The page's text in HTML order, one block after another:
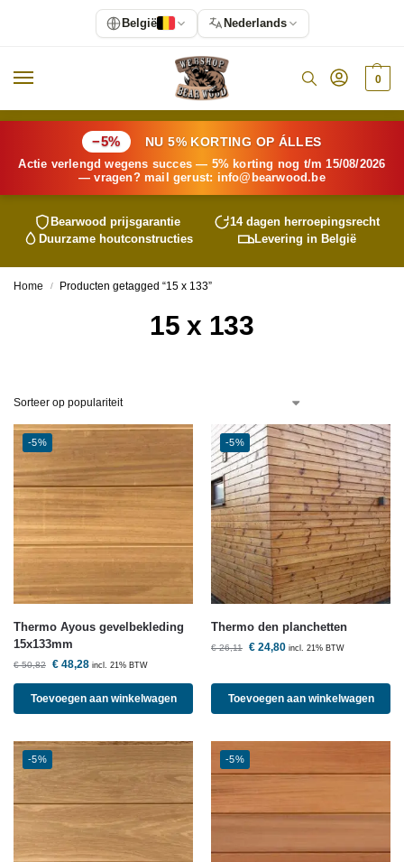
0
−5% NU 5% KORTING OP ÁLLES
Actie verlengd wegens succes — 5% korting nog t/m 15/08/2026
— vragen? mail gerust: info@ bearwood.be
Bearwood prijsgarantie
14 dagen herroepingsrecht
Duurzame houtconstructies
Levering in België
Home / Producten getagged “15 x 133”
15 x 133
-5%
Thermo Ayous gevelbekleding
15x133mm
€50,82 € 48,28 incl. 21% BTW
Toevoegen aan winkelwagen
-5%
Thermo den planchetten
€26,11 € 24,80 incl. 21% BTW
Toevoegen aan winkelwagen
-5% -5%
België Nederlands